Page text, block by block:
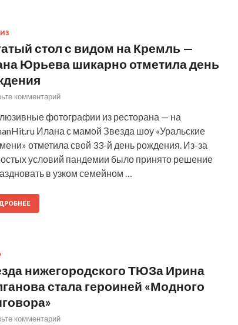
стол с видом на Кремль —
Юрьева шикарно отметила день
комментарий
фотографии из ресторана — на
Илана с мамой Звезда шоу «Уральские
отметила свой 33-й день рождения. Из-за
условий пандемии было принято решение
в узком семейном …
нижегородского ТЮЗа Ирина
стала героиней «Модного
комментарий